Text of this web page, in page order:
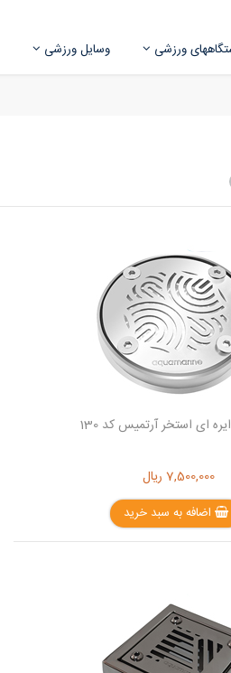
ورزشی وسایل ورزشی
ای استخر آرتمیس کد 130
7,500,000 ریال
اضافه به سبد خرید